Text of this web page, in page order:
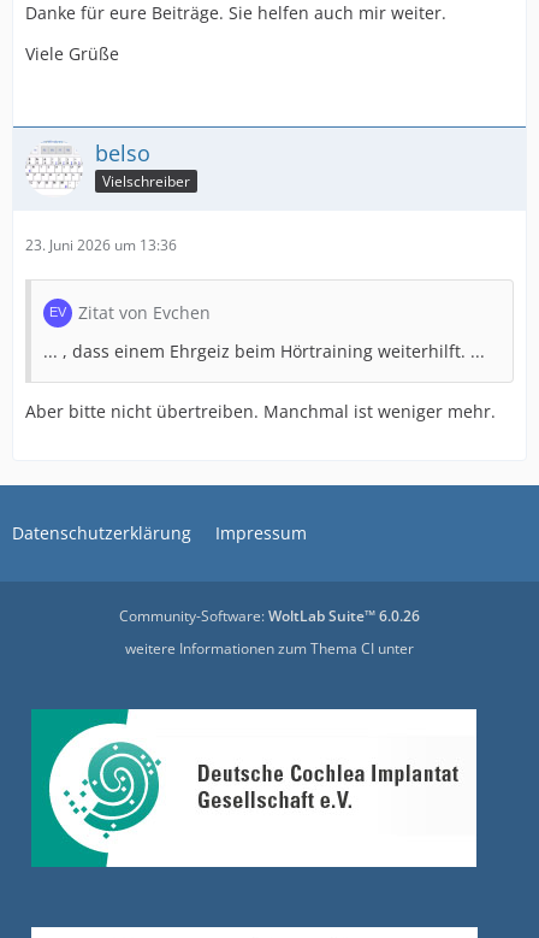
Danke für eure Beiträge. Sie helfen auch mir weiter.
Viele Grüße
belso
Vielschreiber
23. Juni 2026 um 13:36
Zitat von Evchen
... , dass einem Ehrgeiz beim Hörtraining weiterhilft. ...
Aber bitte nicht übertreiben. Manchmal ist weniger mehr.
Datenschutzerklärung Impressum
Community-Software:WoltLab Suite™ 6.0.26
weitere Informationen zum Thema CI unter